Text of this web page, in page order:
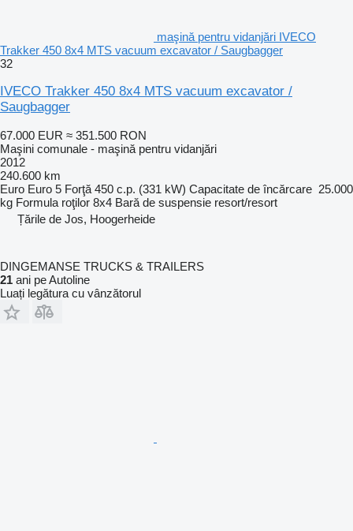
maşină pentru vidanjări IVECO
Trakker 450 8x4 MTS vacuum excavator / Saugbagger
32
IVECO Trakker 450 8x4 MTS vacuum excavator /
Saugbagger
67.000 EUR ≈ 351.500 RON
Maşini comunale - maşină pentru vidanjări
2012
240.600 km
Euro Euro 5 Forţă 450 c.p. (331 kW) Capacitate de încărcare 25.000
kg Formula roţilor 8x4 Bară de suspensie resort/resort
Țările de Jos, Hoogerheide
DINGEMANSE TRUCKS & TRAILERS
21 ani pe Autoline
Luați legătura cu vânzătorul